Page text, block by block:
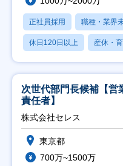
正社員採用 職種・業界
休日120日以上 産休・
次世代部門長候補【営
責任者】
株式会社セレス
東京都
700万~1500万